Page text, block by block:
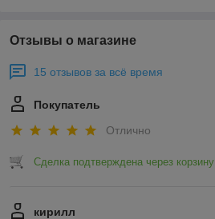
Отзывы о магазине
15 отзывов за всё время
Покупатель
Отлично
Сделка подтверждена через корзину
кирилл